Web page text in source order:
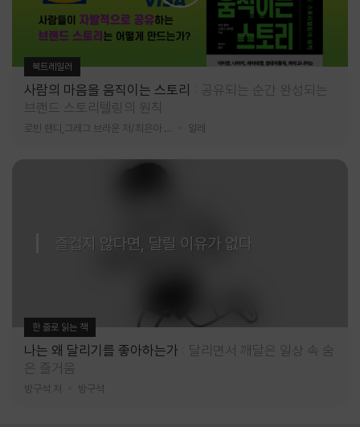
북트레일러
사람의 마음을 움직이는 스토리
공유되는 순간 완성되는
브랜드 스토리텔링의 원칙
알레
즐겁지 않다면, 달릴 이유가 없다
한 줄로 읽는 책
나는 왜 달리기를 좋아하는가
달리면서 깨달은 일상 속 숨
은 즐거움
방구석 저 방구석